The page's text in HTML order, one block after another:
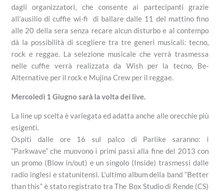
dagli organizzatori, che consente ai partecipanti grazie
all’ausilio di cuffie wi-fi di ballare dalle 11 del mattino fino
alle 20 della sera senza recare alcun disturbo e al contempo
dà la possibilità di scegliere tra tre generi musicali: tecno,
rock e reggae. La selezione musicale che verrà trasmessa
nelle cuffie verrà realizzata da Wish per la tecno, Be-
Alternative per il rock e Mujina Crew per il reggae.
Mercoledì 1 Giugno sarà la volta dei live.
La line up scelta è variegata ed adatta anche alle orecchie più
esigenti.
Ospiti dalle ore 16 sul palco di Parlike saranno: i
“Parkwave” che muovono i primi passi alla fine del 2013 con
un promo (Blow in/out) e un singolo (Inside) trasmessi dalle
radio inglesi e statunitensi. L’ultimo album della band “Better
than this” è stato registrato tra The Box Studio di Rende (CS)